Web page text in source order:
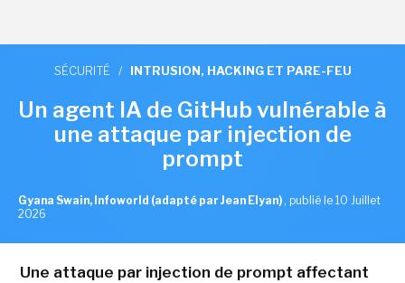
SÉCURITÉ / INTRUSION, HACKING ET PARE-FEU
Un agent IA de GitHub vulnérable à
une attaque par injection de
prompt
Gyana Swain, Infoworld (adapté par Jean Elyan) , publié le 10 Juillet
2026
Une attaque par injection de prompt affectant